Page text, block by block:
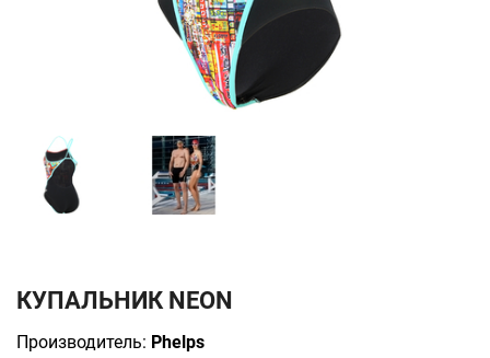
КУПАЛЬНИК NEON
Производитель: Phelps